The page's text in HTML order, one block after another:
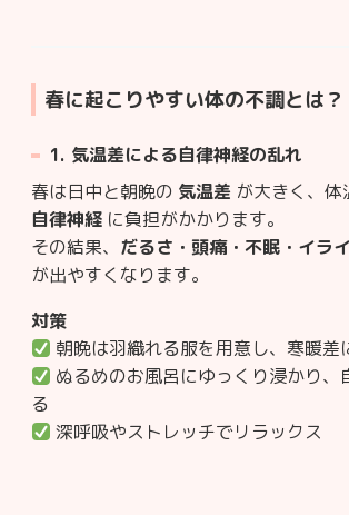
春に起こりやすい体の不調とは？
1. 気温差による自律神経の乱れ
春は日中と朝晩の 気温差 が大きく、
自律神経 に負担がかかります。
その結果、 だるさ・頭痛・不眠・イラ
が出やすくなります。
対策
朝晩は羽織れる服を用意し、寒暖差
ぬるめのお風呂にゆっくり浸かり、
る
深呼吸やストレッチでリラックス